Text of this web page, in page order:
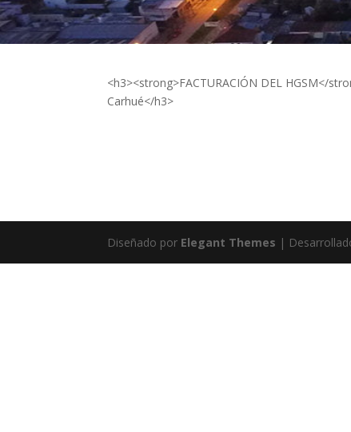
<h3><strong>FACTURACIÓN DEL HGSM</
Carhué</h3>
Diseñado por Elegant Themes |